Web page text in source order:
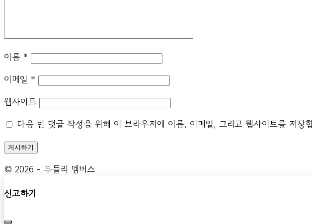
이름 *
이메일 *
웹사이트
다음 번 댓글 작성을 위해 이 브라우저에 이름, 이메일, 그리고 웹사이트를 저장
© 2026 - 두들리 멤버스
신고하기